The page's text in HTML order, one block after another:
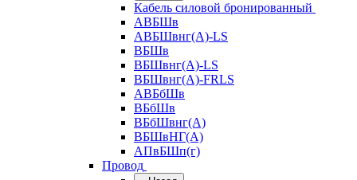
Кабель силовой бронированный
АВБШв
АВБШвнг(А)-LS
ВБШв
ВБШвнг(А)-LS
ВБШвнг(А)-FRLS
АВБбШв
ВБбШв
ВБбШвнг(А)
ВБШвНГ(А)
АПвБШп(г)
Провод